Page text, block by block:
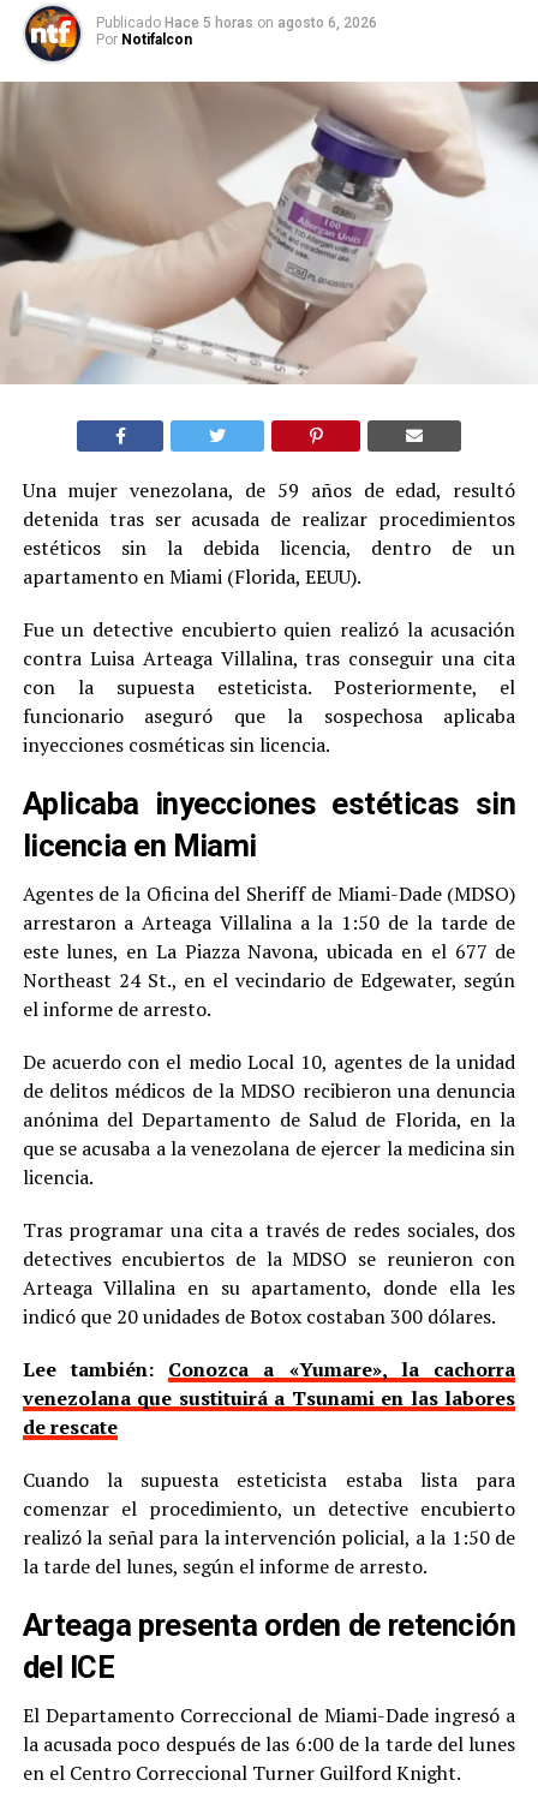
Publicado Hace 5 horas on agosto 6, 2026
Por Notifalcon
Una mujer venezolana, de 59 años de edad, resultó
detenida tras ser acusada de realizar procedimientos
estéticos sin la debida licencia, dentro de un
apartamento en Miami (Florida, EEUU).
Fue un detective encubierto quien realizó la acusación
contra Luisa Arteaga Villalina, tras conseguir una cita
con la supuesta esteticista. Posteriormente, el
funcionario aseguró que la sospechosa aplicaba
inyecciones cosméticas sin licencia.
Aplicaba inyecciones estéticas sin
licencia en Miami
Agentes de la Oficina del Sheriff de Miami-Dade (MDSO)
arrestaron a Arteaga Villalina a la 1:50 de la tarde de
este lunes, en La Piazza Navona, ubicada en el 677 de
Northeast 24 St., en el vecindario de Edgewater, según
el informe de arresto.
De acuerdo con el medio Local 10, agentes de la unidad
de delitos médicos de la MDSO recibieron una denuncia
anónima del Departamento de Salud de Florida, en la
que se acusaba a la venezolana de ejercer la medicina sin
licencia.
Tras programar una cita a través de redes sociales, dos
detectives encubiertos de la MDSO se reunieron con
Arteaga Villalina en su apartamento, donde ella les
indicó que 20 unidades de Botox costaban 300 dólares.
Lee también: Conozca a «Yumare», la cachorra
venezolana que sustituirá a Tsunami en las labores
de rescate
Cuando la supuesta esteticista estaba lista para
comenzar el procedimiento, un detective encubierto
realizó la señal para la intervención policial, a la 1:50 de
la tarde del lunes, según el informe de arresto.
Arteaga presenta orden de retención
del ICE
El Departamento Correccional de Miami-Dade ingresó a
la acusada poco después de las 6:00 de la tarde del lunes
en el Centro Correccional Turner Guilford Knight.